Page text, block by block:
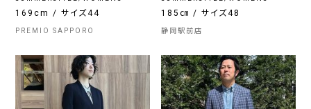
169cm / サイズ44
PREMIO SAPPORO
185㎝ / サイズ48
静岡駅前店